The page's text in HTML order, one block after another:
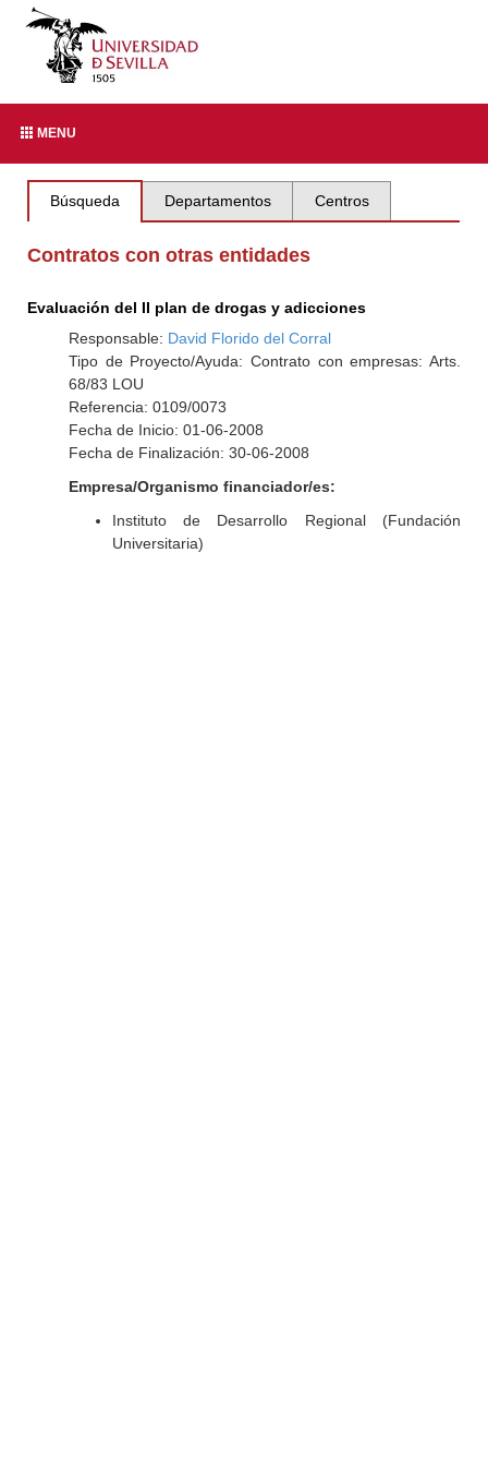
MENU
Búsqueda Departamentos Centros
Contratos con otras entidades
Evaluación del II plan de drogas y adicciones
Responsable: David Florido del Corral
Tipo de Proyecto/Ayuda: Contrato con empresas: Arts.
68/83 LOU
Referencia: 0109/0073
Fecha de Inicio: 01-06-2008
Fecha de Finalización: 30-06-2008
Empresa/Organismo financiador/es:
Instituto de Desarrollo Regional (Fundación
Universitaria)